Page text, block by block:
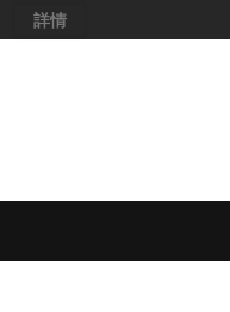
詳情